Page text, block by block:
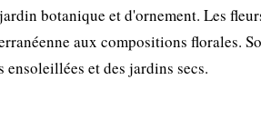
botanique et d'ornement. Les
aux compositions florales.
et des jardins secs.